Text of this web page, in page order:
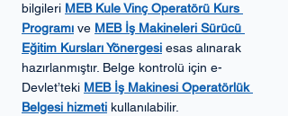
bilgileri MEB Kule Vinç Operatörü Kurs
Programı ve MEB İş Makineleri Sürücü
Eğitim Kursları Yönergesi esas alınarak
hazırlanmıştır. Belge kontrolü için e-
Devlet’teki MEB İş Makinesi Operatörlük
Belgesi hizmeti kullanılabilir.